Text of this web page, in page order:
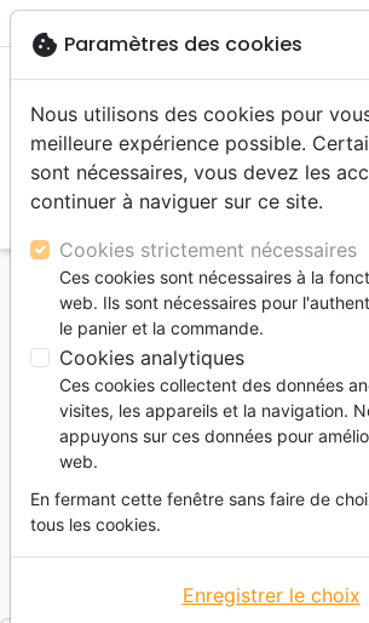
menu
Accueil Livres Vie chrétienne
LANGUE AUSSI EST UN FEU... -
BIBLIQUE DE LA COLOMNIE ET DE LA
CONSPIRATION
LANGUE AUSSI EST UN
DOCTRINE BIBLIQUE DE LA
ET DE LA CONSPIRATION
STEVENS CARL H.
ITS EDITIONS
cookie Paramètres des cookies
Nous utilisons des cookies pour
meilleure expérience possible.
sont nécessaires, vous devez les
continuer à naviguer sur ce site.
Cookies strictement nécessaires
Ces cookies sont nécessaires à la
web. Ils sont nécessaires pour
le panier et la commande.
Cookies analytiques
Ces cookies collectent des données
visites, les appareils et la navigation.
appuyons sur ces données pour
web.
En fermant cette fenêtre sans faire de
tous les cookies.
Enregistrer le choix